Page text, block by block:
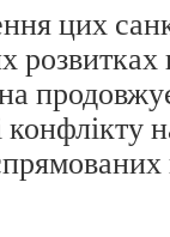
цих
розвитках